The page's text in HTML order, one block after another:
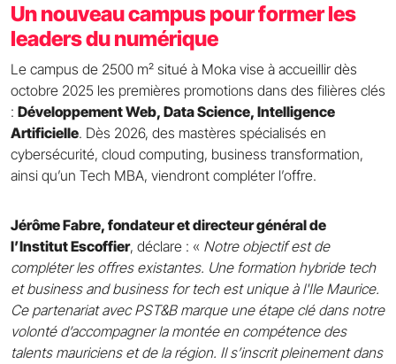
Un nouveau campus pour former les
leaders du numérique
Le campus de 2500 m² situé à Moka vise à accueillir dès
octobre 2025 les premières promotions dans des filières clés
: Développement Web, Data Science, Intelligence
Artificielle. Dès 2026, des mastères spécialisés en
cybersécurité, cloud computing, business transformation,
ainsi qu’un Tech MBA, viendront compléter l’offre.
Jérôme Fabre, fondateur et directeur général de
l’Institut Escoffier, déclare : « Notre objectif est de
compléter les offres existantes. Une formation hybride tech
et business and business for tech est unique à l'Ile Maurice.
Ce partenariat avec PST&B marque une étape clé dans notre
volonté d’accompagner la montée en compétence des
talents mauriciens et de la région. Il s’inscrit pleinement dans